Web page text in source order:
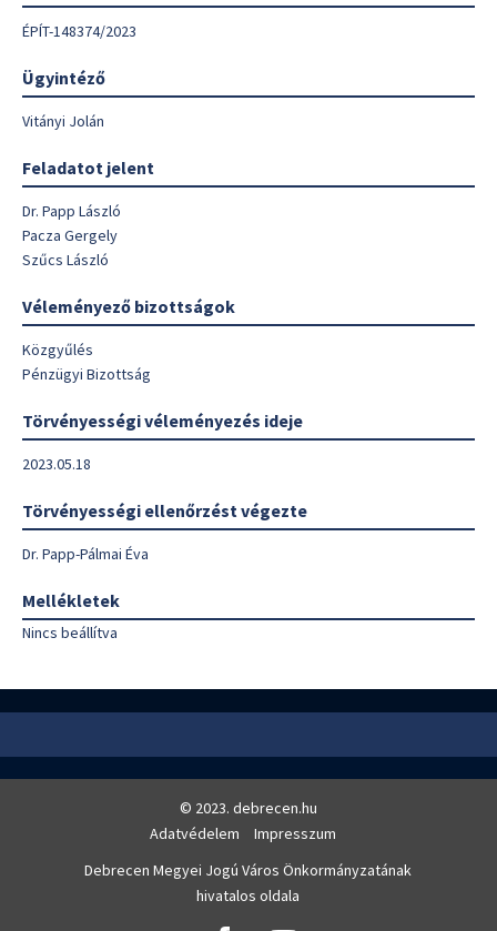
ÉPÍT-148374/2023
Ügyintéző
Vitányi Jolán
Feladatot jelent
Dr. Papp László
Pacza Gergely
Szűcs László
Véleményező bizottságok
Közgyűlés
Pénzügyi Bizottság
Törvényességi véleményezés ideje
2023.05.18
Törvényességi ellenőrzést végezte
Dr. Papp-Pálmai Éva
Mellékletek
Nincs beállítva
© 2023. debrecen.hu
Adatvédelem
Impresszum
Debrecen Megyei Jogú Város Önkormányzatának
hivatalos oldala